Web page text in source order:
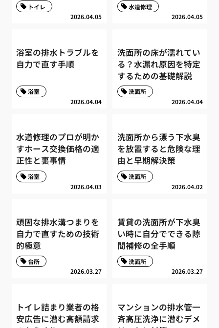
2026.04.05
トイレ
2026.04.05
水道修理
浴室の排水トラブルを
自力で直す手順
2026.04.04
浴室
洗面所の床が濡れてい
る？水漏れ原因を特定
するための基礎解説
2026.04.04
洗面所
水道修理のプロが明か
すホース交換価格の適
正性と裏事情
2026.04.03
浴室
洗面所から漂う下水臭
を放置すると危険な理
由と早期解決策
2026.04.02
洗面所
頑固な排水溝つまりを
自力で直すための技術
的極意
2026.03.27
台所
賃貸の洗面所が下水臭
い時に自分でできる隙
間補修の全手順
2026.03.27
洗面所
トイレ詰まり業者の格
安広告に潜む高額請求
マンションの排水管一
斉高圧洗浄に潜むデメ